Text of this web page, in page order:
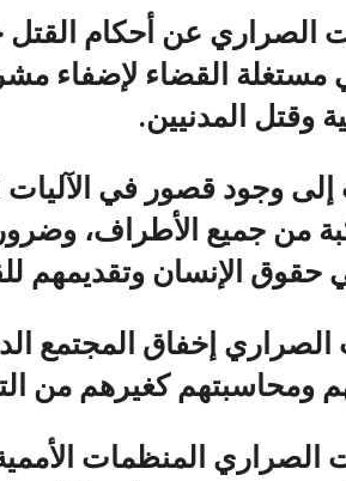
الصراري عن أحكام القتل
مستغلة القضاء لإضفاء
وقتل المدنيين.
وجود قصور في الآليات
من جميع الأطراف،
حقوق الإنسان وتقديمهم
إخفاق المجتمع
ومحاسبتهم كغيرهم من
الصراري المنظمات الأممية